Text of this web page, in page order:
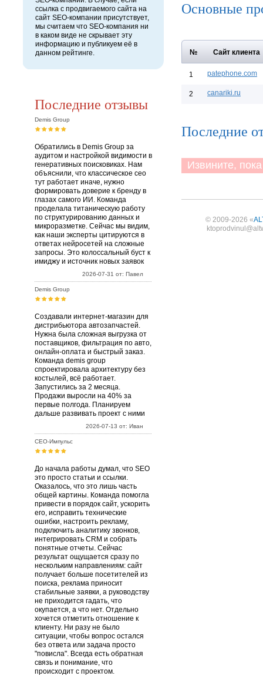
ссылка с продвигаемого сайта на
сайт SEO-компании присутствует,
мы считаем что SEO-компания ни
в каком виде не скрывает эту
информацию и публикуем её в
данном рейтинге.
Последние отзывы
Demis Group
Обратились в Demis Group за
аудитом и настройкой видимости в
генеративных поисковиках. Нам
объяснили, что классическое сео
тут работает иначе, нужно
формировать доверие к бренду в
глазах самого ИИ. Команда
проделала титаническую работу
по структурированию данных и
микроразметке. Сейчас мы видим,
как наши эксперты цитируются в
ответах нейросетей на сложные
запросы. Это колоссальный буст к
имиджу и источник новых заявок
2026-07-31 от: Павел
Demis Group
Создавали интернет-магазин для
дистрибьютора автозапчастей.
Нужна была сложная выгрузка от
поставщиков, фильтрация по авто,
онлайн-оплата и быстрый заказ.
Команда demis group
спроектировала архитектуру без
костылей, всё работает.
Запустились за 2 месяца.
Продажи выросли на 40% за
первые полгода. Планируем
дальше развивать проект с ними
2026-07-13 от: Иван
СЕО-Импульс
До начала работы думал, что SEO
это просто статьи и ссылки.
Оказалось, что это лишь часть
общей картины. Команда помогла
привести в порядок сайт, ускорить
его, исправить технические
ошибки, настроить рекламу,
подключить аналитику звонков,
интегрировать CRM и собрать
понятные отчеты. Сейчас
результат ощущается сразу по
нескольким направлениям: сайт
получает больше посетителей из
поиска, реклама приносит
стабильные заявки, а руководству
не приходится гадать, что
окупается, а что нет. Отдельно
хочется отметить отношение к
клиенту. Ни разу не было
ситуации, чтобы вопрос остался
без ответа или задача просто
"повисла". Всегда есть обратная
связь и понимание, что
происходит с проектом.
Основные
№ Сайт клиента
1 patephone.com
2 canariki.ru
Последние
Извините,
© 2009-2026 «